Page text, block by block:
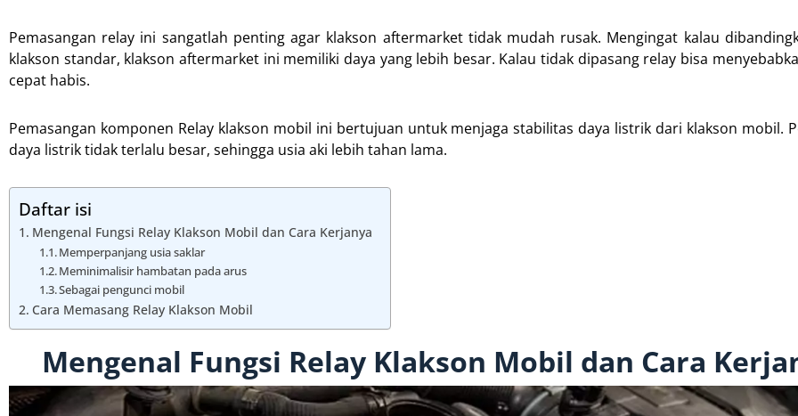
Pemasangan relay ini sangatlah penting agar klakson aftermarket tidak mudah rusak. Mengingat kalau
klakson standar, klakson aftermarket ini memiliki daya yang lebih besar. Kalau tidak dipasang relay bisa
cepat habis.
Pemasangan komponen Relay klakson mobil ini bertujuan untuk menjaga stabilitas daya listrik dari klakson mobil.
daya listrik tidak terlalu besar, sehingga usia aki lebih tahan lama.
Daftar isi
Mengenal Fungsi Relay Klakson Mobil dan Cara Kerjanya
Memperpanjang usia saklar
Meminimalisir hambatan pada arus
Sebagai pengunci mobil
Cara Memasang Relay Klakson Mobil
Mengenal Fungsi Relay Klakson Mobil dan Cara